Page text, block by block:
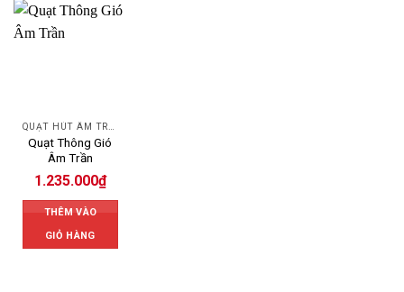
QUẠT HÚT ÂM TRẦN
Quạt Thông Gió
Âm Trần
1.235.000₫
THÊM VÀO
GIỎ HÀNG